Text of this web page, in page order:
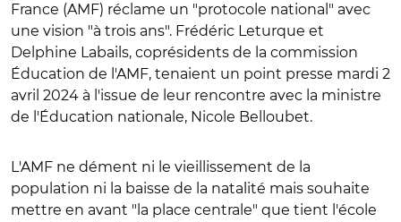
France (AMF) réclame un "protocole national" avec
une vision "à trois ans". Frédéric Leturque et
Delphine Labails, coprésidents de la commission
Éducation de l'AMF, tenaient un point presse mardi 2
avril 2024 à l'issue de leur rencontre avec la ministre
de l'Éducation nationale, Nicole Belloubet.
L'AMF ne dément ni le vieillissement de la
population ni la baisse de la natalité mais souhaite
mettre en avant "la place centrale" que tient l'école